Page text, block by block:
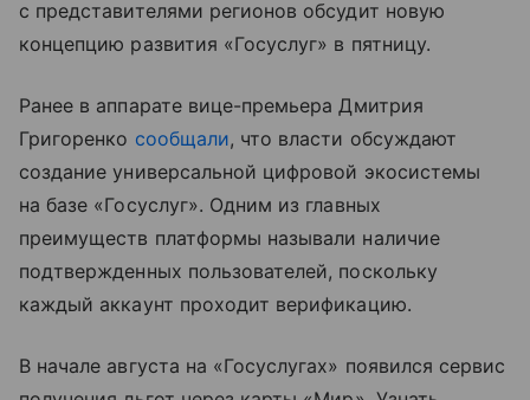
с представителями регионов обсудит новую
концепцию развития «Госуслуг» в пятницу.
Ранее в аппарате вице-премьера Дмитрия
Григоренко сообщали, что власти обсуждают
создание универсальной цифровой экосистемы
на базе «Госуслуг». Одним из главных
преимуществ платформы называли наличие
подтвержденных пользователей, поскольку
каждый аккаунт проходит верификацию.
В начале августа на «Госуслугах» появился сервис